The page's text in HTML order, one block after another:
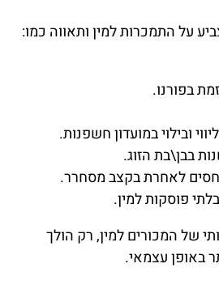
על התמכרות למין ותאווה כמו:
בפורנו.
ובילוי במועדון חשפנות.
בבן\בת הזוג.
לאחרת בקצב מסחרר.
פוסקות למין.
של המכורים למין, רק הולך
באופן עצמאי.